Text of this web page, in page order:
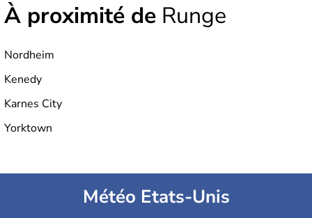
À proximité de Runge
Nordheim
Kenedy
Karnes City
Yorktown
Météo Etats-Unis